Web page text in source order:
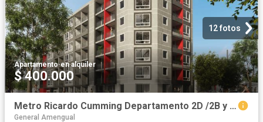
12 fotos
Apartamento·en alquiler
$ 400.000
Metro Ricardo Cumming Departamento 2D /2B y Bodega
General Amengual